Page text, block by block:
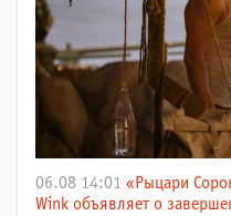
06.08 14:01 «Рыцари
Wink объявляет о